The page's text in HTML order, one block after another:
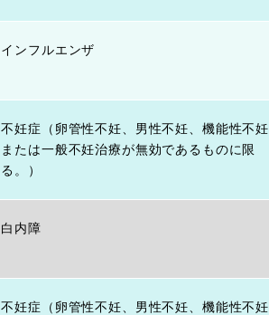
インフルエンザ
不妊症（卵管性不妊、男性不妊、機能性不妊
または一般不妊治療が無効であるものに限
る。）
白内障
不妊症（卵管性不妊、男性不妊、機能性不妊